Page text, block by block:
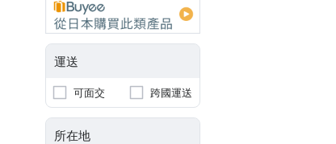
運送
可面交 跨國運送
所在地